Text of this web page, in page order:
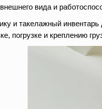
вида и
и такелажный
погрузке и креплению